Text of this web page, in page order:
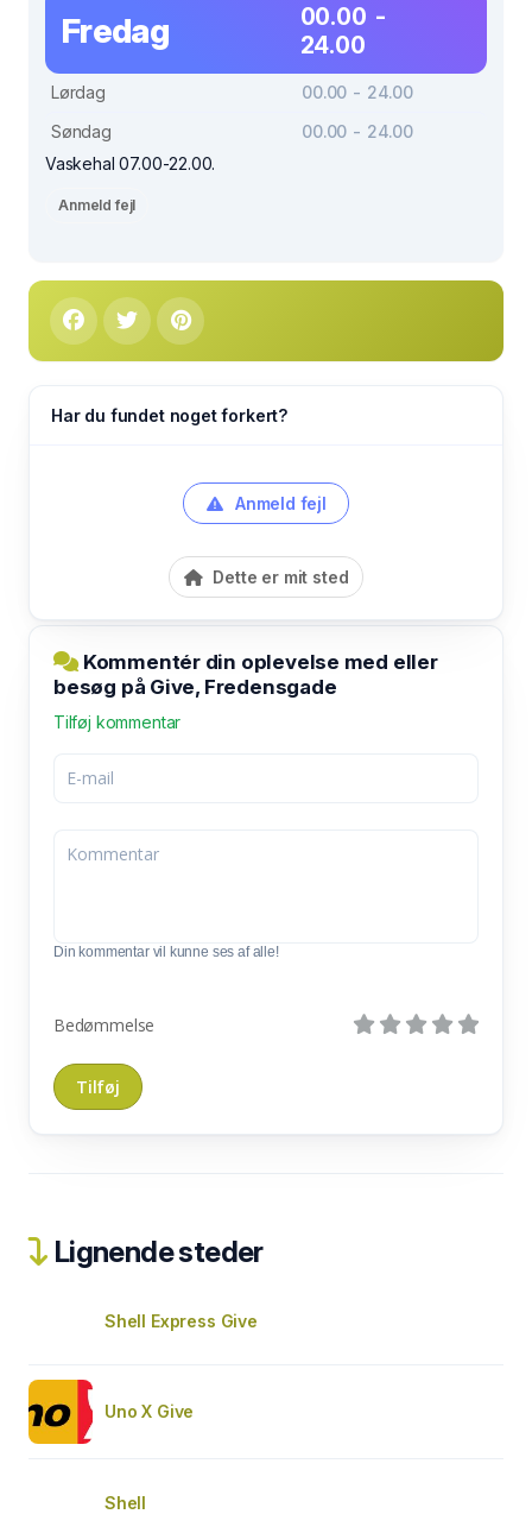
Fredag
00.00 -
24.00
Lørdag
00.00 - 24.00
Søndag
00.00 - 24.00
Vaskehal 07.00-22.00.
Anmeld fejl
Har du fundet noget forkert?
Anmeld fejl
Dette er mit sted
Kommentér din oplevelse med eller
besøg på Give, Fredensgade
Tilføj kommentar
Din kommentar vil kunne ses af alle!
Bedømmelse
Lignende steder
Shell Express Give
Uno X Give
Shell